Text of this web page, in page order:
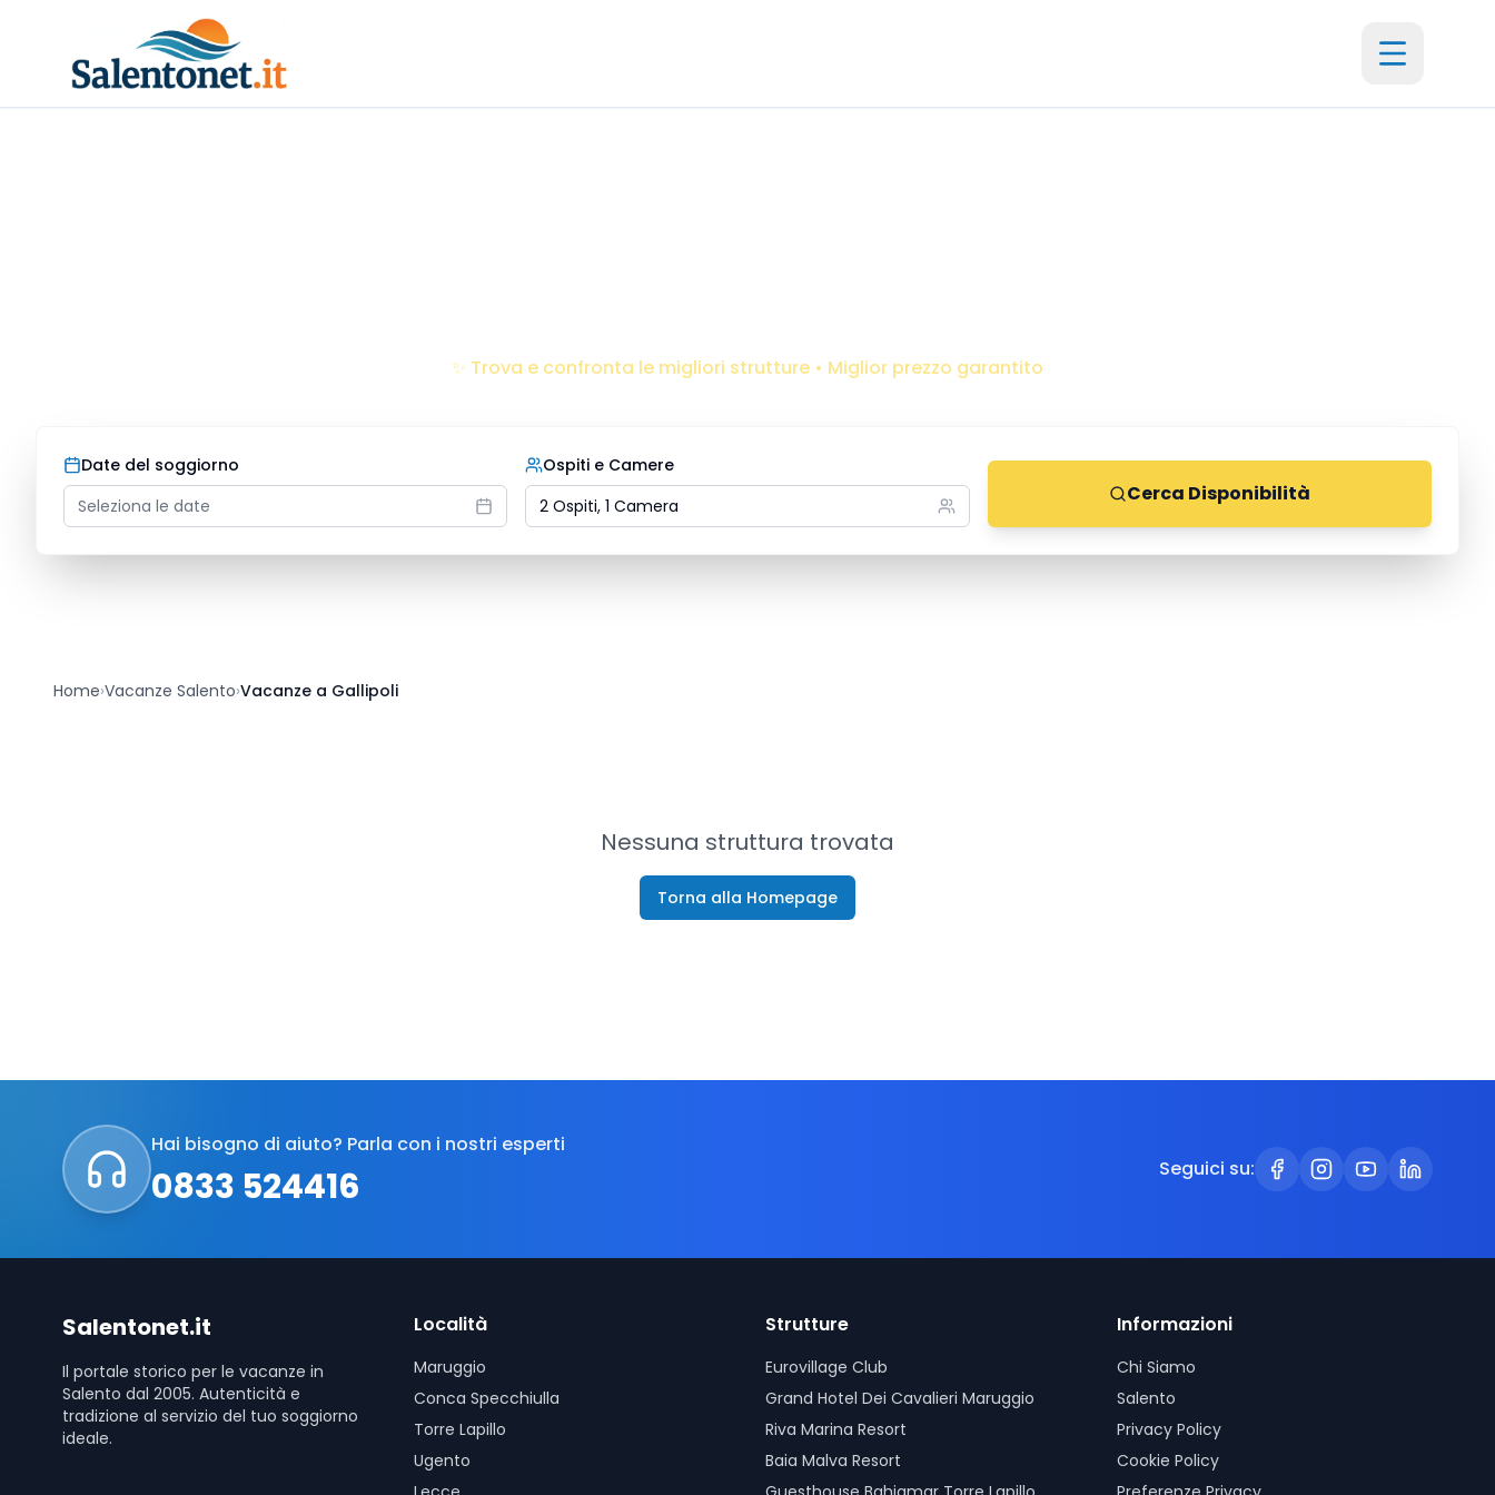
✨ Trova e confronta le migliori strutture • Miglior prezzo garantito
Date del soggiorno
Seleziona le date
Ospiti e Camere
2 Ospiti, 1 Camera
Cerca Disponibilità
Home›Vacanze Salento›Vacanze a Gallipoli
Nessuna struttura trovata
Torna alla Homepage
Hai bisogno di aiuto? Parla con i nostri esperti
0833 524416 Seguici su:
Salentonet.it
Il portale storico per le vacanze in
Salento dal 2005. Autenticità e
tradizione al servizio del tuo soggiorno
ideale.
Località
Maruggio
Conca Specchiulla
Torre Lapillo
Ugento
Strutture
Eurovillage Club
Grand Hotel Dei Cavalieri Maruggio
Riva Marina Resort
Baia Malva Resort
Informazioni
Chi Siamo
Salento
Privacy Policy
Cookie Policy